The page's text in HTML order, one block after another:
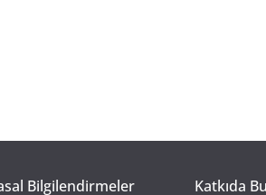
Bilgilendirmeler Katkıda